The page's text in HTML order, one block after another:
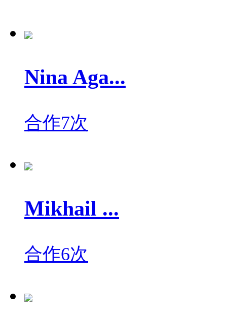
Nina Aga...
合作7次
Mikhail ...
合作6次